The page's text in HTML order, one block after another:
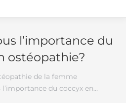
l’importance du
ostéopathie?
de la femme
l’importance du coccyx en…